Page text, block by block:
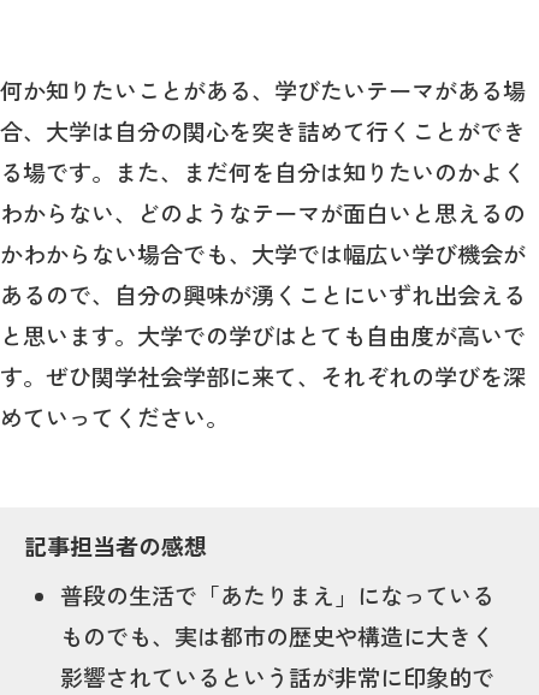
何か知りたいことがある、学びたいテーマがある場
合、大学は自分の関心を突き詰めて行くことができ
る場です。また、まだ何を自分は知りたいのかよく
わからない、どのようなテーマが面白いと思えるの
かわからない場合でも、大学では幅広い学び機会が
あるので、自分の興味が湧くことにいずれ出会える
と思います。大学での学びはとても自由度が高いで
す。ぜひ関学社会学部に来て、それぞれの学びを深
めていってください。
記事担当者の感想
普段の生活で「あたりまえ」になっている
ものでも、実は都市の歴史や構造に大きく
影響されているという話が非常に印象的で